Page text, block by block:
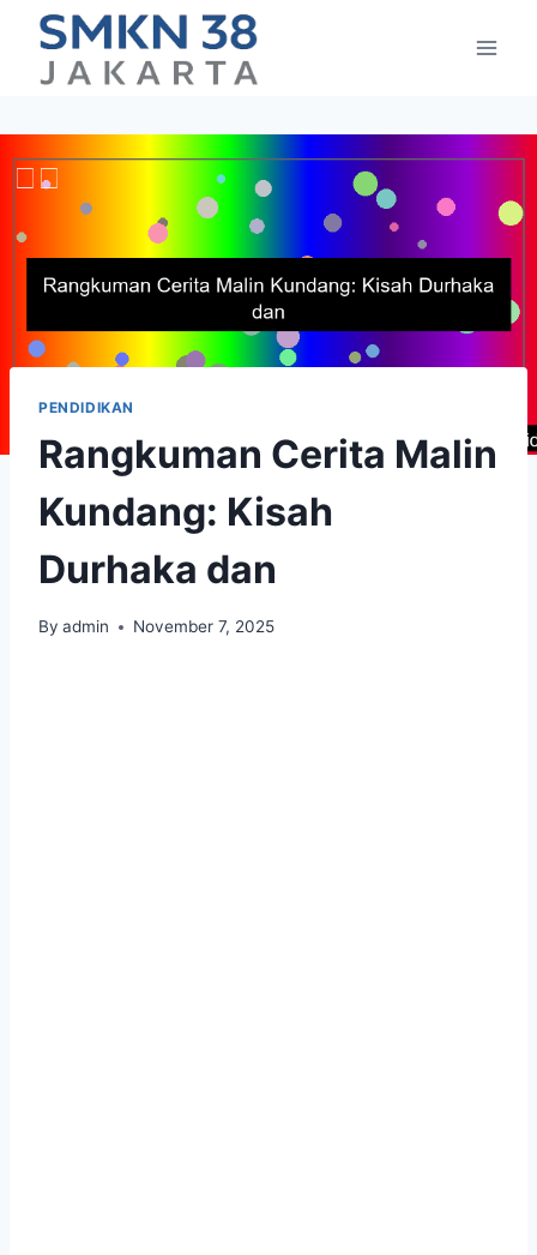
content
PENDIDIKAN
Rangkuman Cerita Malin
Kundang: Kisah
Durhaka dan
By admin November 7, 2025